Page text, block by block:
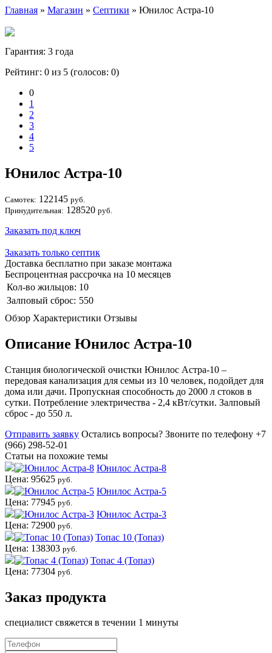
Главная » Магазин » Септики » Юнилос Астра-10
Гарантия: 3 года
Рейтинг: 0 из 5 (голосов: 0)
0
1
2
3
4
5
Юнилос Астра-10
Самотек: 122145 руб.
Принудительная: 128520 руб.
Заказать под ключ
Заказать только септик
Доставка бесплатно при заказе монтажа
Беспроцентная рассрочка на 10 месяцев
Кол-во жильцов: 10
Залповый сброс: 550
Обзор Характеристики Отзывы
Описание Юнилос Астра-10
Станция биологической очистки Юнилос Астра-10 –
передовая канализация для семьи из 10 человек, подойдет для
дома или дачи. Пропускная способность до 2000 л стоков в
сутки. Потребление электричества - 2,4 кВт/сутки. Залповый
сброс - до 550 л.
Отправить заявку Остались вопросы? Звоните по телефону +7
(966) 298-52-01
Статьи на похожие темы
Юнилос Астра-8
Цена: 95625 руб.
Юнилос Астра-5
Цена: 77945 руб.
Юнилос Астра-3
Цена: 72900 руб.
Топас 10 (Топаз)
Цена: 138303 руб.
Топас 4 (Топаз)
Цена: 77304 руб.
Заказ продукта
специалист свяжется в течении 1 минуты